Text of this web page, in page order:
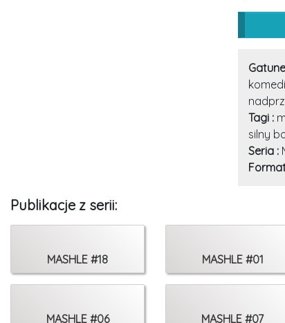
Tagi :
silny
Seria :
Publikacje z serii:
MASHLE #18 MASHLE #01
MASHLE #06 MASHLE #07